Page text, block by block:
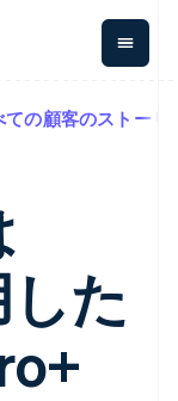
資金管
Payouts
第三者
への入
金
プラッ
プラッ
ての顧客のストーリ
た